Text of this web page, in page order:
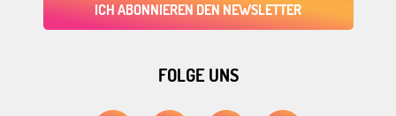
ICH ABONNIEREN DEN NEWSLETTER
FOLGE UNS